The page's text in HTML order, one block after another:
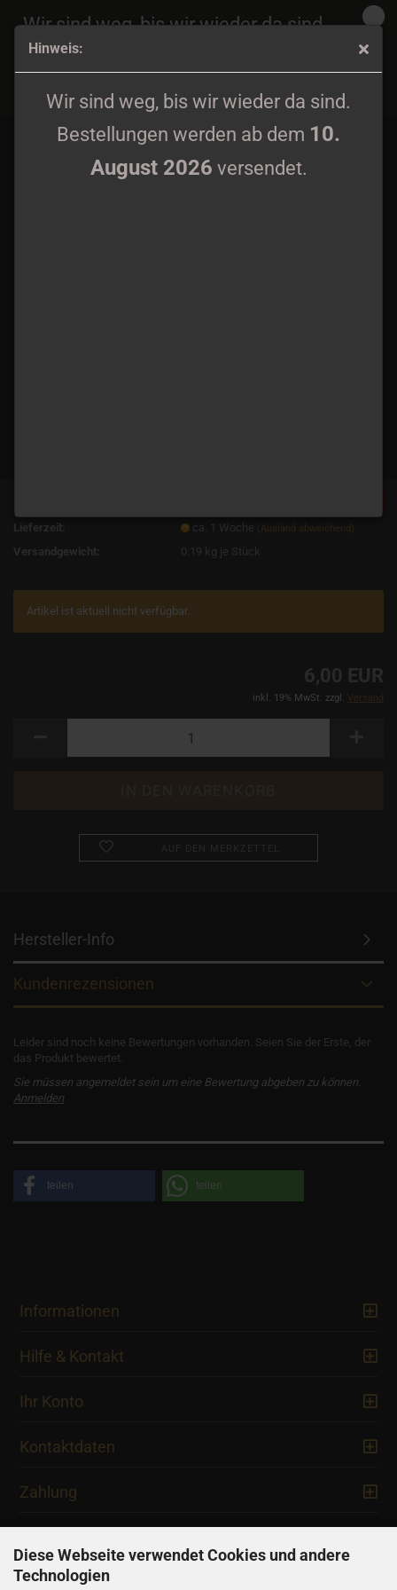
Diese Webseite verwendet Cookies und andere
Technologien
Hinweis:
Wir sind weg, bis wir wieder da sind.
Bestellungen werden ab dem 10.
August 2026 versendet.
Wir sind weg, bis wir wieder da sind.
Bestellungen werden ab dem
August 2026
versendet.
Lieferzeit:
ca. 1 Woche (Ausland abweichend)
Versandgewicht: 0.19 kg je Stück
Artikel ist aktuell nicht verfügbar.
6,00 EUR
inkl. 19% MwSt. zzgl. Versand
Hersteller-Info
Kundenrezensionen
Leider sind noch keine Bewertungen vorhanden. Seien Sie der Erste, der
das Produkt bewertet.
Sie müssen angemeldet sein um eine Bewertung abgeben zu können.
Anmelden
teilen teilen
Informationen
Hilfe & Kontakt
Ihr Konto
Kontaktdaten
Zahlung